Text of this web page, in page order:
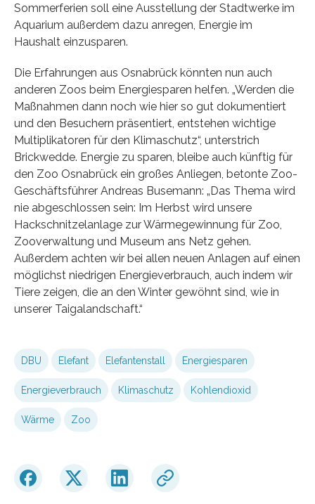
Sommerferien soll eine Ausstellung der Stadtwerke im
Aquarium außerdem dazu anregen, Energie im
Haushalt einzusparen.
Die Erfahrungen aus Osnabrück könnten nun auch
anderen Zoos beim Energiesparen helfen. „Werden die
Maßnahmen dann noch wie hier so gut dokumentiert
und den Besuchern präsentiert, entstehen wichtige
Multiplikatoren für den Klimaschutz“, unterstrich
Brickwedde. Energie zu sparen, bleibe auch künftig für
den Zoo Osnabrück ein großes Anliegen, betonte Zoo-
Geschäftsführer Andreas Busemann: „Das Thema wird
nie abgeschlossen sein: Im Herbst wird unsere
Hackschnitzelanlage zur Wärmegewinnung für Zoo,
Zooverwaltung und Museum ans Netz gehen.
Außerdem achten wir bei allen neuen Anlagen auf einen
möglichst niedrigen Energieverbrauch, auch indem wir
Tiere zeigen, die an den Winter gewöhnt sind, wie in
unserer Taigalandschaft.“
DBU Elefant Elefantenstall Energiesparen
Energieverbrauch Klimaschutz Kohlendioxid
Wärme Zoo